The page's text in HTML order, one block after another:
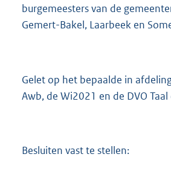
5
b
burgemeesters van de
Gemert-Bakel, Laarbeek en
Gelet op het bepaalde in
Awb, de Wi2021 en de DVO
Besluiten vast te stellen: